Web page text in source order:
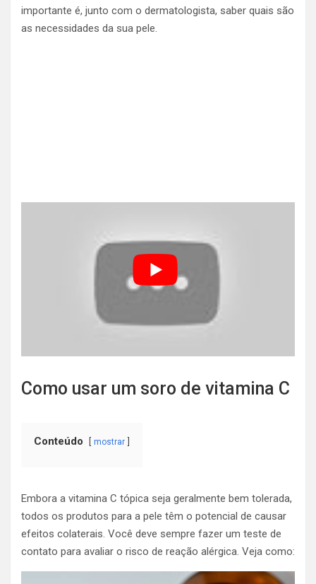
importante é, junto com o dermatologista, saber quais são
as necessidades da sua pele.
Como usar um soro de vitamina C
Conteúdo mostrar
Embora a vitamina C tópica seja geralmente bem tolerada,
todos os produtos para a pele têm o potencial de causar
efeitos colaterais. Você deve sempre fazer um teste de
contato para avaliar o risco de reação alérgica. Veja como: